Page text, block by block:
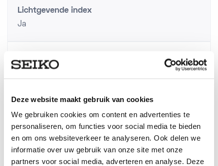
Deze website maakt gebruik van cookies
We gebruiken cookies om content en advertenties te
personaliseren, om functies voor social media te bieden
en om ons websiteverkeer te analyseren. Ook delen we
informatie over uw gebruik van onze site met onze
partners voor social media, adverteren en analyse. Deze
Lichtgevende index
Ja
Materiaal Lunette
41 mm
24- Uurwijzer